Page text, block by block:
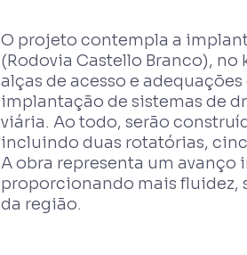
O projeto contempla a
(Rodovia Castello Branco),
alças de acesso e
implantação de sistemas de
viária. Ao todo, serão
incluindo duas rotatórias,
A obra representa um
proporcionando mais fluidez,
da região.